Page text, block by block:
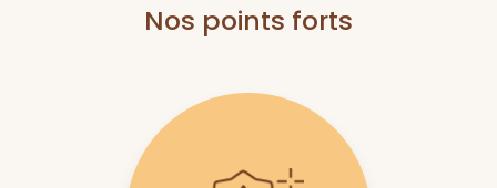
Nos points forts